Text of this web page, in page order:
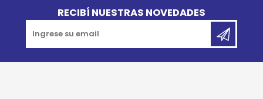
RECIBÍ NUESTRAS NOVEDADES